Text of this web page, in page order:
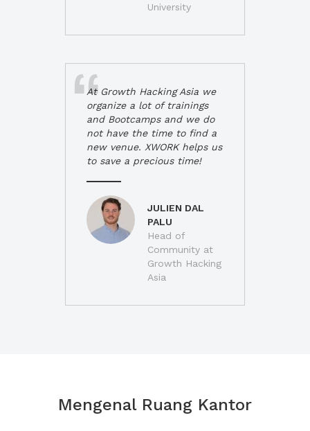
University
At Growth Hacking Asia we
organize a lot of trainings
and Bootcamps and we do
not have the time to find a
new venue. XWORK helps us
to save a precious time!
JULIEN DAL
PALU
Head of
Community at
Growth Hacking
Asia
Mengenal Ruang Kantor